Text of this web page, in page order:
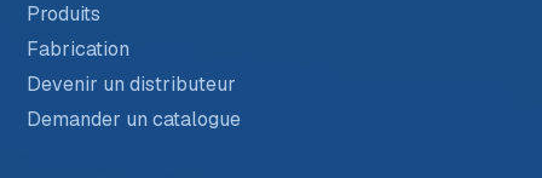
Produits
Fabrication
Devenir un distributeur
Demander un catalogue